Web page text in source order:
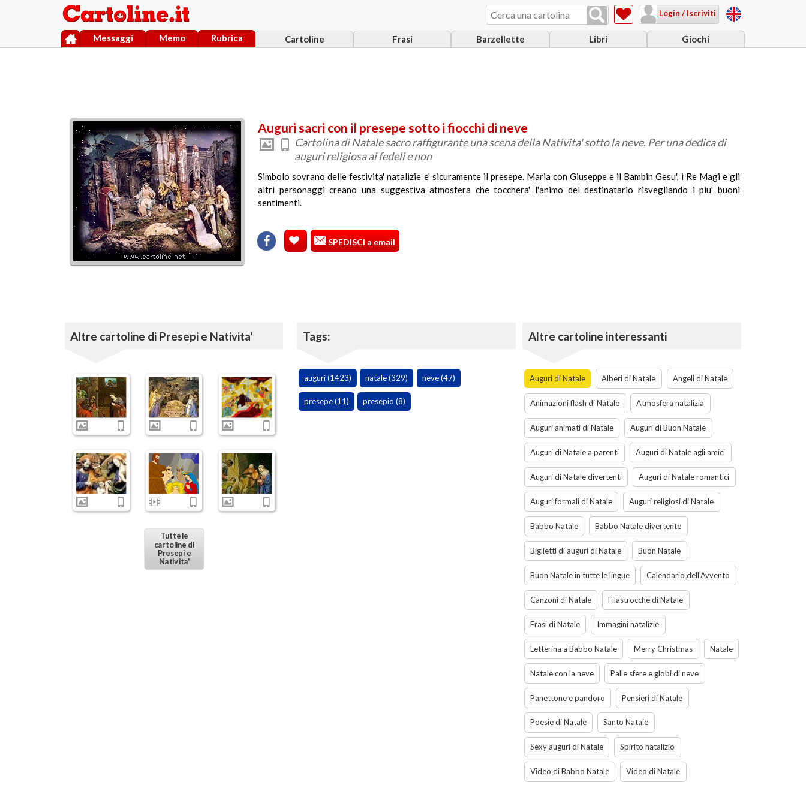
Login / Iscriviti
Cartoline Frasi Barzellette Libri Giochi
Messaggi Memo Rubrica
Auguri sacri con il presepe sotto i fiocchi di neve
Cartolina di Natale sacro raffigurante una scena della Nativita' sotto la neve. Per una dedica di
auguri religiosa ai fedeli e non
Simbolo sovrano delle festivita' natalizie e' sicuramente il presepe. Maria con Giuseppe e il Bambin Gesu', i Re Magi e gli
altri personaggi creano una suggestiva atmosfera che tocchera' l'animo del destinatario risvegliando i piu' buoni
sentimenti.
SPEDISCI a email
Altre cartoline di Presepi e Nativita'
Tutte le
cartoline di
Presepi e
Nativita'
Tags:
auguri (1423) natale (329) neve (47)
presepe (11) presepio (8)
Altre cartoline interessanti
Auguri di Natale Alberi di Natale Angeli di Natale
Animazioni flash di Natale Atmosfera natalizia
Auguri animati di Natale Auguri di Buon Natale
Auguri di Natale a parenti Auguri di Natale agli amici
Auguri di Natale divertenti Auguri di Natale romantici
Auguri formali di Natale Auguri religiosi di Natale
Babbo Natale Babbo Natale divertente
Biglietti di auguri di Natale Buon Natale
Buon Natale in tutte le lingue Calendario dell'Avvento
Canzoni di Natale Filastrocche di Natale
Frasi di Natale Immagini natalizie
Letterina a Babbo Natale Merry Christmas Natale
Natale con la neve Palle sfere e globi di neve
Panettone e pandoro Pensieri di Natale
Poesie di Natale Santo Natale
Sexy auguri di Natale Spirito natalizio
Video di Babbo Natale Video di Natale